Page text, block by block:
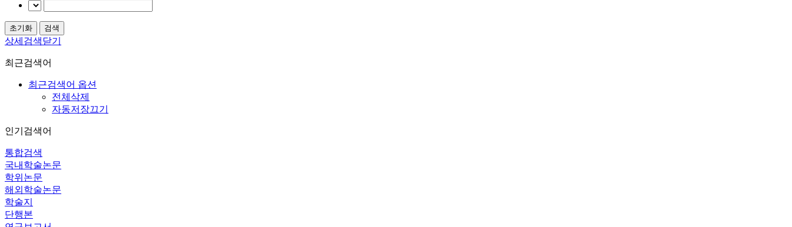
상세검색닫기
최근검색어
최근검색어 옵션
전체삭제
자동저장끄기
인기검색어
통합검색
국내학술논문
학위논문
해외학술논문
학술지
단행본